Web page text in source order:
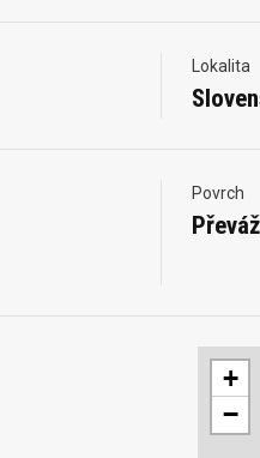
Lokalita
Povrch
+
−